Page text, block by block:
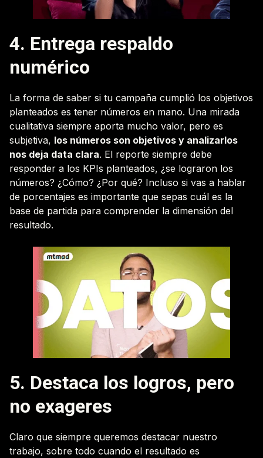
4. Entrega respaldo
numérico
La forma de saber si tu campaña cumplió los objetivos
planteados es tener números en mano. Una mirada
cualitativa siempre aporta mucho valor, pero es
subjetiva, los números son objetivos y analizarlos
nos deja data clara. El reporte siempre debe
responder a los KPIs planteados, ¿se lograron los
números? ¿Cómo? ¿Por qué? Incluso si vas a hablar
de porcentajes es importante que sepas cuál es la
base de partida para comprender la dimensión del
resultado.
5. Destaca los logros, pero
no exageres
Claro que siempre queremos destacar nuestro
trabajo, sobre todo cuando el resultado es